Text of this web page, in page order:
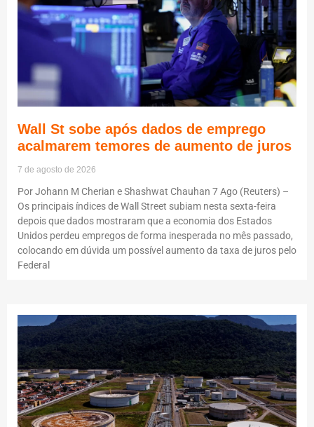
Wall St sobe após dados de emprego
acalmarem temores de aumento de juros
7 de agosto de 2026
Por Johann M Cherian e Shashwat Chauhan 7 Ago (Reuters) –
Os principais índices de Wall Street subiam nesta sexta-feira
depois que dados mostraram que a economia dos Estados
Unidos perdeu empregos de forma inesperada no mês passado,
colocando em dúvida um possível aumento da taxa de juros pelo
Federal